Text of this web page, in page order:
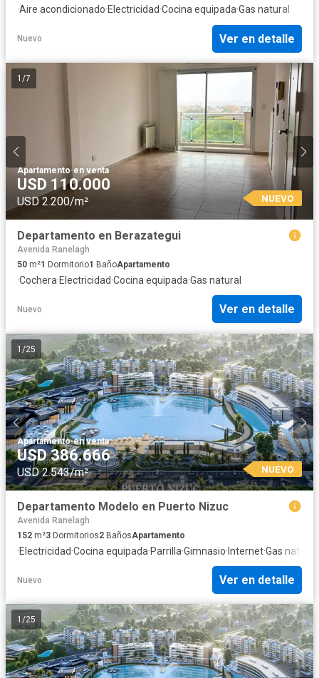
·Aire acondicionado·Electricidad·Cocina equipada·Gas natural
Nuevo Ver en detalle
1 /7
Apartamento·en venta
USD 110.000
USD 2.200/m² NUEVO
Departamento en Berazategui
Avenida Ranelagh
50 m²1 Dormitorio1 BañoApartamento
·Cochera·Electricidad·Cocina equipada·Gas natural
Nuevo Ver en detalle
1 /25
Apartamento·en venta
USD 386.666
USD 2.543/m² NUEVO
Departamento Modelo en Puerto Nizuc
Avenida Ranelagh
152 m²3 Dormitorios2 BañosApartamento
·Electricidad·Cocina equipada·Parrilla·Gimnasio· Internet·Gas natural
Nuevo Ver en detalle
1 /25